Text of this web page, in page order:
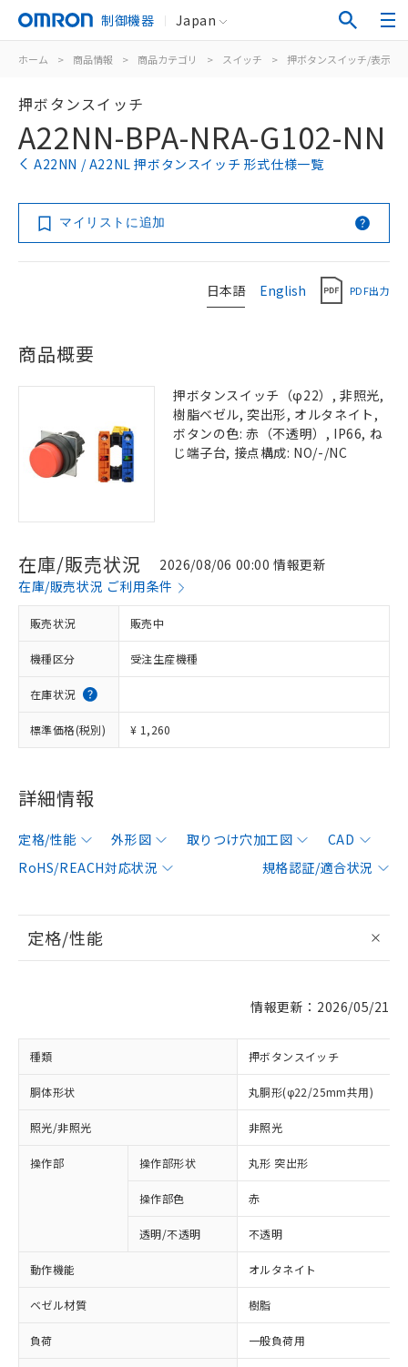
制御機器 Japan
ホーム > 商品情報 > 商品カテゴリ > スイッチ > 押ボタンスイッチ/表示灯
押ボタンスイッチ
A22NN-BPA-NRA-G102-NN
A22NN / A22NL 押ボタンスイッチ 形式仕様一覧
マイリストに追加
日本語 English PDF出力
商品概要
押ボタンスイッチ（φ22）, 非照光,
樹脂ベゼル, 突出形, オルタネイト,
ボタンの色: 赤（不透明）, IP66, ね
じ端子台, 接点構成: NO/-/NC
在庫/販売状況
2026/08/06 00:00 情報更新
在庫/販売状況 ご利用条件
販売状況 販売中
機種区分 受注生産機種
在庫状況
標準価格(税別) ¥ 1,260
詳細情報
定格/性能 外形図 取りつけ穴加工図
CAD
RoHS/REACH対応状況
規格認証/適合状況
定格/性能
情報更新：2026/05/21
種類 押ボタンスイッチ
胴体形状 丸胴形(φ22/25mm共用)
照光/非照光 非照光
操作部 操作部形状 丸形 突出形
操作部色 赤
透明/不透明 不透明
動作機能 オルタネイト
ベゼル材質 樹脂
負荷 一般負荷用